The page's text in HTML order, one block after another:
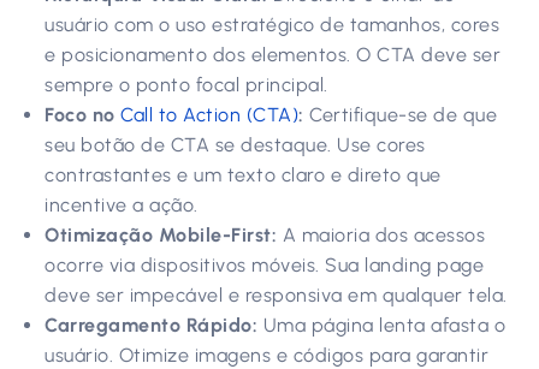
usuário com o uso estratégico de tamanhos, cores
e posicionamento dos elementos. O CTA deve ser
sempre o ponto focal principal.
Foco no Call to Action (CTA): Certifique-se de que
seu botão de CTA se destaque. Use cores
contrastantes e um texto claro e direto que
incentive a ação.
Otimização Mobile-First: A maioria dos acessos
ocorre via dispositivos móveis. Sua landing page
deve ser impecável e responsiva em qualquer tela.
Carregamento Rápido: Uma página lenta afasta o
usuário. Otimize imagens e códigos para garantir